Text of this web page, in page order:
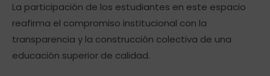
La participación de los estudiantes en este espacio
reafirma el compromiso institucional con la
transparencia y la construcción colectiva de una
educación superior de calidad.